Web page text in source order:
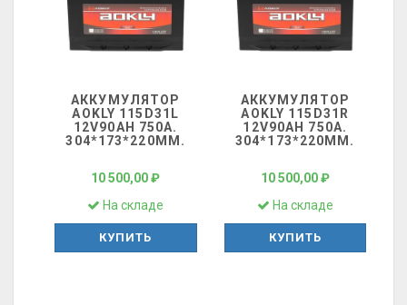
АККУМУЛЯТОР
AOKLY 115D31L
12V90AH 750A.
304*173*220ММ.
10 500,00 ₽
На складе
КУПИТЬ
АККУМУЛЯТОР
AOKLY 115D31R
12V90AH 750A.
304*173*220ММ.
10 500,00 ₽
На складе
КУПИТЬ